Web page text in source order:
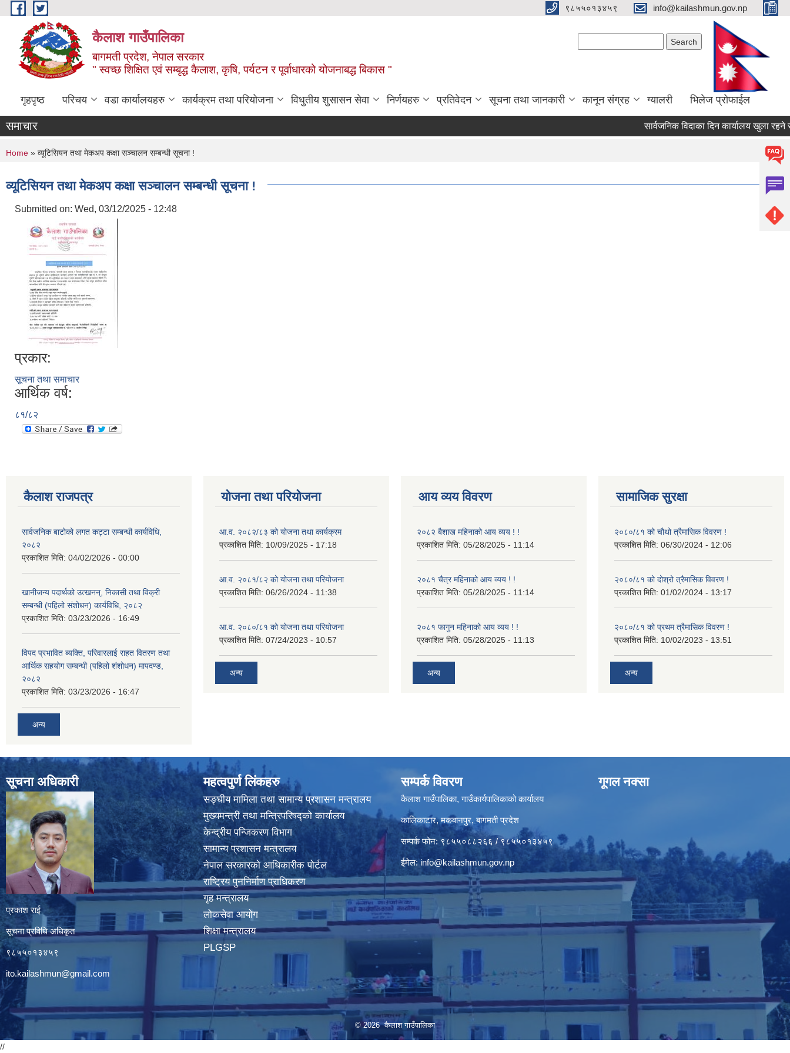
Skip to main content ९८५५०१३४५९ info@kailashmun.gov.np
कैलाश गाउँपालिका
बागमती प्रदेश, नेपाल सरकार
" स्वच्छ शिक्षित एवं सम्बृद्ध कैलाश, कृषि, पर्यटन र पूर्वाधारको योजनाबद्ध बिकास "
गृहपृष्ठ परिचय वडा कार्यालयहरु कार्यक्रम तथा परियोजना विधुतीय शुसासन सेवा निर्णयहरु प्रतिवेदन सूचना तथा जानकारी कानून संग्रह ग्यालरी भिलेज प्रोफाईल
समाचार सार्वजनिक विदाका दिन कार्यालय खुला रहने
You are here
Home » व्यूटिसियन तथा मेकअप कक्षा सञ्‍चालन सम्बन्धी सूचना !
व्यूटिसियन तथा मेकअप कक्षा सञ्‍चालन सम्बन्धी सूचना !
Submitted on: Wed, 03/12/2025 - 12:48
प्रकार:
सूचना तथा समाचार
आर्थिक वर्ष:
८१/८२
कैलाश राजपत्र
सार्वजनिक बाटोको लगत कट्टा सम्बन्धी कार्यविधि,
२०८२
प्रकाशित मिति: 04/02/2026 - 00:00
खानीजन्य पदार्थको उत्खनन्, निकासी तथा विक्री
सम्बन्धी (पहिलो संशोधन) कार्यविधि, २०८२
प्रकाशित मिति: 03/23/2026 - 16:49
विपद प्रभावित ब्यक्ति, परिवारलाई राहत वितरण तथा
आर्थिक सहयोग सम्बन्धी (पहिलो शंशोधन) मापदण्ड,
२०८२
प्रकाशित मिति: 03/23/2026 - 16:47
अन्य
योजना तथा परियोजना
आ.व. २०८२/८३ को योजना तथा कार्यक्रम
प्रकाशित मिति: 10/09/2025 - 17:18
आ.व. २०८१/८२ को योजना तथा परियोजना
प्रकाशित मिति: 06/26/2024 - 11:38
आ.व. २०८०/८१ को योजना तथा परियोजना
प्रकाशित मिति: 07/24/2023 - 10:57
अन्य
आय व्यय विवरण
२०८२ बैशाख महिनाको आय व्यय ! !
प्रकाशित मिति: 05/28/2025 - 11:14
२०८१ चैत्र महिनाको आय व्यय ! !
प्रकाशित मिति: 05/28/2025 - 11:14
२०८१ फागुन महिनाको आय व्यय ! !
प्रकाशित मिति: 05/28/2025 - 11:13
अन्य
सामाजिक सुरक्षा
२०८०/८१ को चौथो त्रैमासिक विवरण !
प्रकाशित मिति: 06/30/2024 - 12:06
२०८०/८१ को दोश्रो त्रैमासिक विवरण !
प्रकाशित मिति: 01/02/2024 - 13:17
२०८०/८१ को प्रथम त्रैमासिक विवरण !
प्रकाशित मिति: 10/02/2023 - 13:51
अन्य
सूचना अधिकारी
प्रकाश राई
सूचना प्रविधि अधिकृत
९८५५०१३४५९
ito.kailashmun@gmail.com
महत्वपुर्ण लिंकहरु
सङ्घीय मामिला तथा सामान्य प्रशासन मन्त्रालय
मुख्यमन्त्री तथा मन्त्रिपरिषद्‍को कार्यालय
केन्द्रीय पन्जिकरण विभाग
सामान्य प्रशासन मन्त्रालय
नेपाल सरकारको आधिकारीक पोर्टल
राष्ट्रिय पुननिर्माण प्राधिकरण
गृह मन्त्रालय
लोकसेवा आयोग
शिक्षा मन्त्रालय
PLGSP
सम्पर्क विवरण
कैलाश गाउँपालिका, गाउँकार्यपालिकाको कार्यालय
कालिकाटार, मकवानपुर, बागमती प्रदेश
सम्पर्क फोन: ९८५५०८८२६६ / ९८५५०१३४५९
ईमेल:info@kailashmun.gov.np
गूगल नक्सा
© 2026 कैलाश गाउँपालिका
//